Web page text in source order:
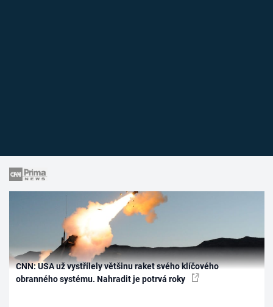
CNN: USA už vystřílely většinu raket svého klíčového
obranného systému. Nahradit je potrvá roky